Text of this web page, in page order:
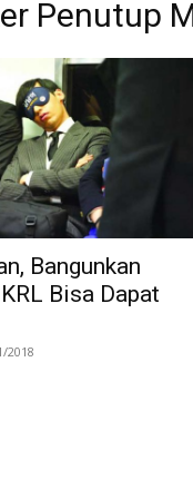
Penutup
Bangunkan
Bisa Dapat
2018